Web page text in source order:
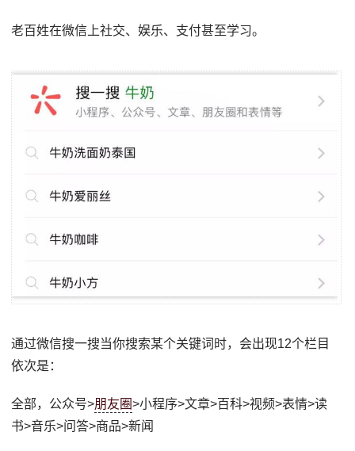
老百姓在微信上社交、娱乐、支付甚至学习。
通过微信搜一搜当你搜索某个关键词时，会出现12个栏目
依次是：
全部，公众号>朋友圈>小程序>文章>百科>视频>表情>读
书>音乐>问答>商品>新闻